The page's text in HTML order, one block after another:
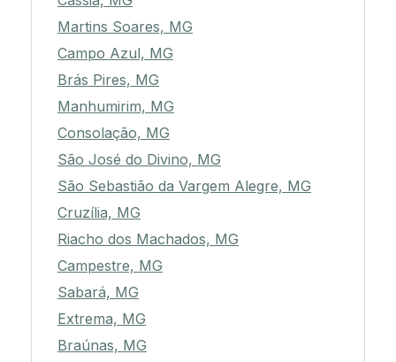
Martins Soares, MG
Campo Azul, MG
Brás Pires, MG
Manhumirim, MG
Consolação, MG
São José do Divino, MG
São Sebastião da Vargem Alegre, MG
Cruzília, MG
Riacho dos Machados, MG
Campestre, MG
Sabará, MG
Extrema, MG
Braúnas, MG